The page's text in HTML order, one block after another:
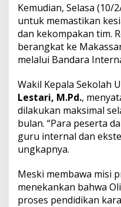
Kemudian, Selasa (10/
untuk memastikan
dan kekompakan tim.
berangkat ke
melalui Bandara
Wakil Kepala Sekolah
Lestari, M.Pd.,
dilakukan maksimal
bulan. “Para peserta
guru internal dan
ungkapnya.
Meski membawa misi
menekankan bahwa
proses pendidikan